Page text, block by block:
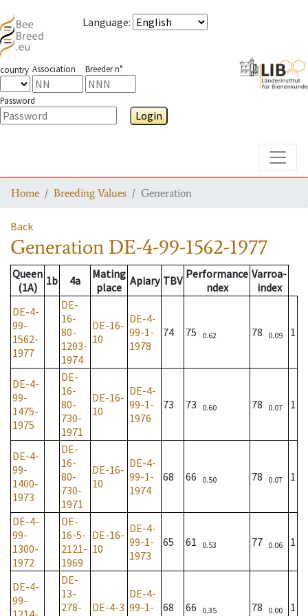
Language:
country Association Breeder n°
Password
Login
Home Breeding Values Generation
Back
Generation DE-4-99-1562-1977
Queen
(1A)
1b 4a
Mating
place Apiary TBV Performance
ndex
Varroa-
index
DE-4-
99-
1562-
1977
DE-
16-
80-
1203-
1974
DE-16-
10
DE-4-
99-1-
1978
74 75 0.62 78 0.09 1
DE-4-
99-
1475-
1975
DE-
16-
80-
730-
1971
DE-16-
10
DE-4-
99-1-
1976
73 73 0.60 78 0.07 1
DE-4-
99-
1400-
1973
DE-
16-
80-
730-
1971
DE-16-
10
DE-4-
99-1-
1974
68 66 0.50 78 0.07 1
DE-4-
99-
1300-
1972
DE-
16-5-
2121-
1969
DE-16-
10
DE-4-
99-1-
1973
65 61 0.53 77 0.06 1
DE-4-
99-
DE-
13-
278-
DE-4-3
DE-4-
99-1-
68 66 0.35 78 0.00 1